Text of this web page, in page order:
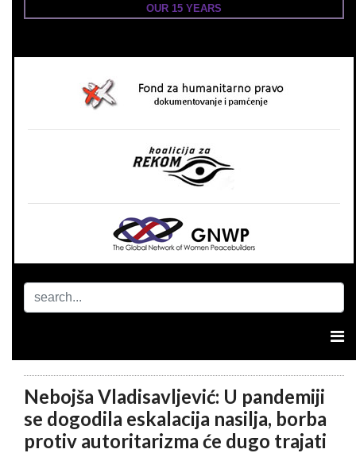
OUR 15 YEARS
Nebojša Vladisavljević: U pandemiji
se dogodila eskalacija nasilja, borba
protiv autoritarizma će dugo trajati